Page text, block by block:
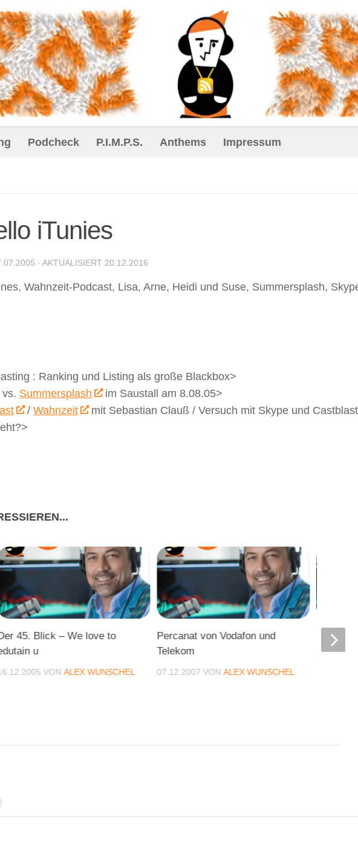
Podcheck P.I.M.P.S. Anthems Impressum
iTunies
· AKTUALISIERT 20.12.2016
Wahnzeit-Podcast, Lisa, Arne, Heidi und Suse, Summersplash,
: Ranking und Listing als große Blackbox>
Summersplash
im Saustall am 8.08.05>
/ Wahnzeit
mit Sebastian Clauß / Versuch mit Skype und
45. Blick – We love to
u
VONALEX WUNSCHEL
Percanat von Vodafon und
Telekom
07.12.2007 VONALEX WUNSCHEL